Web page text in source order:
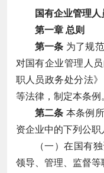
国有企业管理人
第一章 总则
第一条 为了规
对国有企业管理人
职人员政务处分法
等法律，制定本条例
第二条 本条例
资企业中的下列公职
（一）在国有
领导、管理、监督等